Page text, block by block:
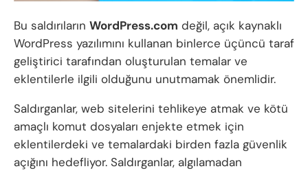
Bu saldırıların WordPress.com değil, açık kaynaklı
WordPress yazılımını kullanan binlerce üçüncü taraf
geliştirici tarafından oluşturulan temalar ve
eklentilerle ilgili olduğunu unutmamak önemlidir.
Saldırganlar, web sitelerini tehlikeye atmak ve kötü
amaçlı komut dosyaları enjekte etmek için
eklentilerdeki ve temalardaki birden fazla güvenlik
açığını hedefliyor. Saldırganlar, algılamadan